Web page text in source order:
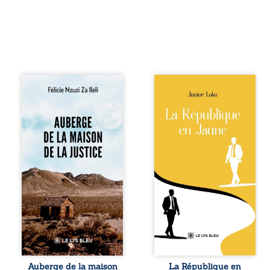
Auberge de la
récit-témoignage
consacré au
parcours
exemplaire de
Mbala Zi Nkuaku
Lema Félix.
Magistrat intègre,
fervent défenseur
des droits
humains et de
l’indépendance
judiciaire, il voit sa
carrière de trente-
quatre ans
brutalement
Auberge de la maison
Fédérale du
Congo, la
naissance de
jumeaux de races
différentes
bouleverse l’ordre
établi : Senior est
Noir et Junior est
Blanc, bien que
nés d’un couple de
Noirs. Très vite,
l’événement attire
les médias
internationaux et
transforme le
bébé blanc en une
La République en